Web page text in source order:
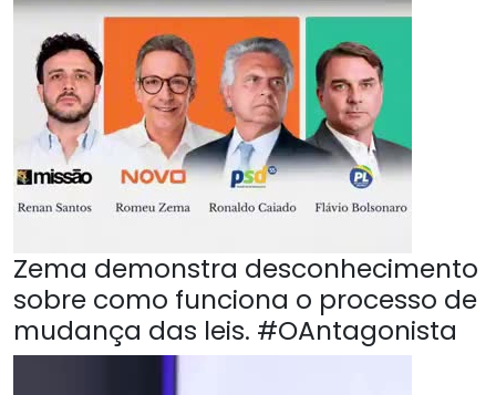
Zema demonstra desconhecimento
sobre como funciona o processo de
mudança das leis. #OAntagonista